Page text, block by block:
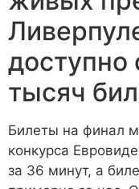
доступно
тысяч
Билеты на финал
конкурса
за 36 минут, а